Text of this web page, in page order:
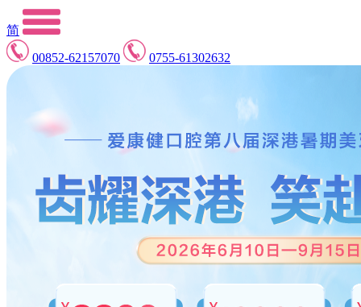
简
00852-62157070
0755-61302632